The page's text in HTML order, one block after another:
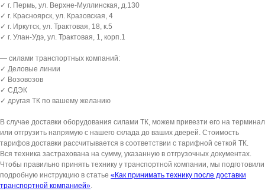
✓ г. Пермь, ул. Верхне-Муллинская, д.130
✓ г. Красноярск, ул. Кразовская, 4
✓ г. Иркутск, ул. Трактовая, 18, к.5
✓ г. Улан-Удэ, ул. Трактовая, 1, корп.1
— силами транспортных компаний:
✓ Деловые линии
✓ Возовозов
✓ СДЭК
✓ другая ТК по вашему желанию
В случае доставки оборудования силами ТК, можем привезти его на терминал
или отгрузить напрямую с нашего склада до ваших дверей. Стоимость
тарифов доставки рассчитывается в соответствии с тарифной сеткой ТК.
Вся техника застрахована на сумму, указанную в отгрузочных документах.
Чтобы правильно принять технику у транспортной компании, мы подготовили
подробную инструкцию в статье «Как принимать технику после доставки
транспортной компанией».